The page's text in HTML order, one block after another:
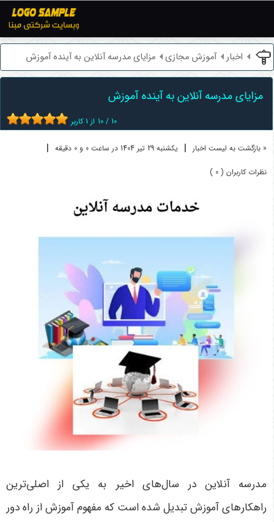
اخبار آموزش مجازی مزایای مدرسه آنلاین به آینده آموزش
مزایای مدرسه آنلاین به آینده آموزش
10 / 10 از 1کاربر
« بازگشت به لیست اخبار | یکشنبه 29 تير 1404 در ساعت 0 و 0 دقیقه |
نظرات کاربران ( 0 )
مدرسه آنلاین در سال‌های اخیر به یکی از اصلی‌ترین
راهکارهای آموزش تبدیل شده است که مفهوم آموزش از راه دور